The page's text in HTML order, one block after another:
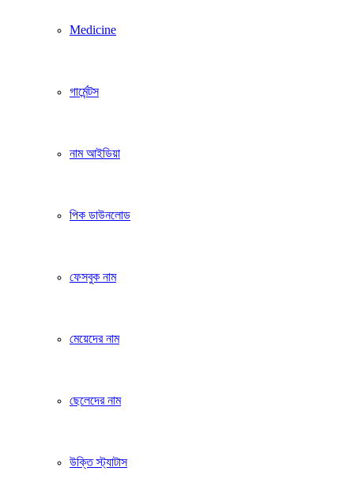
Medicine
গার্মেন্টস
নাম আইডিয়া
পিক ডাউনলোড
ফেসবুক নাম
মেয়েদের নাম
ছেলেদের নাম
উক্তি স্ট্যাটাস